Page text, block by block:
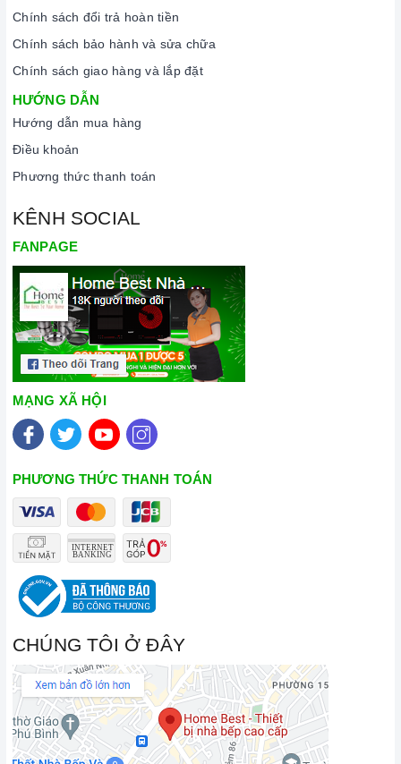
Chính sách đổi trả hoàn tiền
Chính sách bảo hành và sửa chữa
Chính sách giao hàng và lắp đặt
HƯỚNG DẪN
Hướng dẫn mua hàng
Điều khoản
Phương thức thanh toán
KÊNH SOCIAL
FANPAGE
MẠNG XÃ HỘI
PHƯƠNG THỨC THANH TOÁN
CHÚNG TÔI Ở ĐÂY